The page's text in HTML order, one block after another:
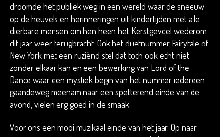
droomde het publiek weg in een wereld waar de sneeuw
op de heuvels en herinneringen uit kindertijden met alle
dierbare mensen om hen heen het Kerstgevoel wederom
dit jaar weer terugbracht. Ook het duetnummer Fairytale of
New York met een ruziënd stel dat toch ook echt niet
zonder elkaar kan en een bewerking van Lord of the
Dance waar een mystiek begin van het nummer iedereen
gaandeweg meenam naar een spetterend einde van de
avond, vielen erg goed in de smaak.
Voor ons een mooi muzikaal einde van het jaar. Op naar